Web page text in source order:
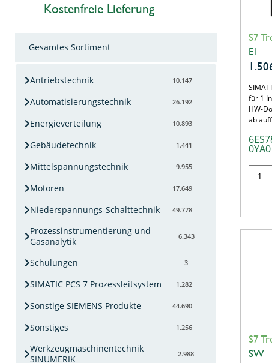
Kostenfreie Lieferung
Gesamtes Sortiment
Antriebstechnik 10.147
Automatisierungstechnik 26.192
Energieverteilung 10.893
Gebäudetechnik 1.441
Mittelspannungstechnik 9.955
Motoren 17.649
Niederspannungs-Schalttechnik 49.778
Prozessinstrumentierung und
Gasanalytik
6.343
Schulungen 3
SIMATIC PCS 7 Prozessleitsystem 1.282
Sonstige SIEMENS Produkte 44.690
Sonstiges 1.256
Werkzeugmaschinentechnik
SINUMERIK
2.988
S7
El
für 1
HW-
0YA0
S7
SW